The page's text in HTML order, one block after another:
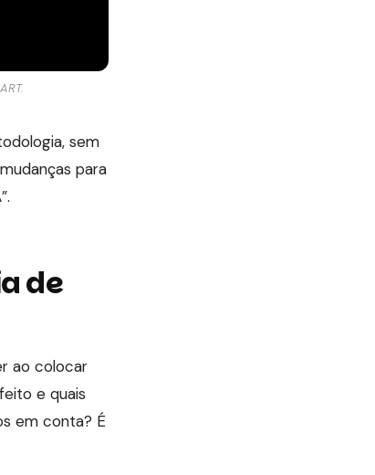
sem
para
de
ao colocar
e quais
em conta? É